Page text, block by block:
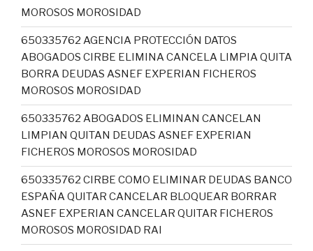
MOROSOS MOROSIDAD
650335762 AGENCIA PROTECCIÓN DATOS
ABOGADOS CIRBE ELIMINA CANCELA LIMPIA QUITA
BORRA DEUDAS ASNEF EXPERIAN FICHEROS
MOROSOS MOROSIDAD
650335762 ABOGADOS ELIMINAN CANCELAN
LIMPIAN QUITAN DEUDAS ASNEF EXPERIAN
FICHEROS MOROSOS MOROSIDAD
650335762 CIRBE COMO ELIMINAR DEUDAS BANCO
ESPAÑA QUITAR CANCELAR BLOQUEAR BORRAR
ASNEF EXPERIAN CANCELAR QUITAR FICHEROS
MOROSOS MOROSIDAD RAI